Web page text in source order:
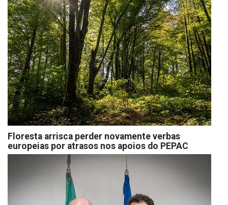
Floresta arrisca perder novamente verbas
europeias por atrasos nos apoios do PEPAC